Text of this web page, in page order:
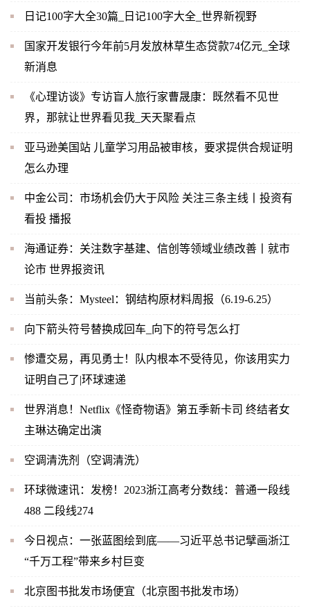
日记100字大全30篇_日记100字大全_世界新视野
国家开发银行今年前5月发放林草生态贷款74亿元_全球
新消息
《心理访谈》专访盲人旅行家曹晟康：既然看不见世
界，那就让世界看见我_天天聚看点
亚马逊美国站 儿童学习用品被审核，要求提供合规证明
怎么办理
中金公司：市场机会仍大于风险 关注三条主线丨投资有
看投 播报
海通证券：关注数字基建、信创等领域业绩改善丨就市
论市 世界报资讯
当前头条：Mysteel：钢结构原材料周报（6.19-6.25）
向下箭头符号替换成回车_向下的符号怎么打
惨遭交易，再见勇士！队内根本不受待见，你该用实力
证明自己了|环球速递
世界消息！Netflix《怪奇物语》第五季新卡司 终结者女
主琳达确定出演
空调清洗剂（空调清洗）
环球微速讯：发榜！2023浙江高考分数线：普通一段线
488 二段线274
今日视点：一张蓝图绘到底——习近平总书记擘画浙江
“千万工程”带来乡村巨变
北京图书批发市场便宜（北京图书批发市场）